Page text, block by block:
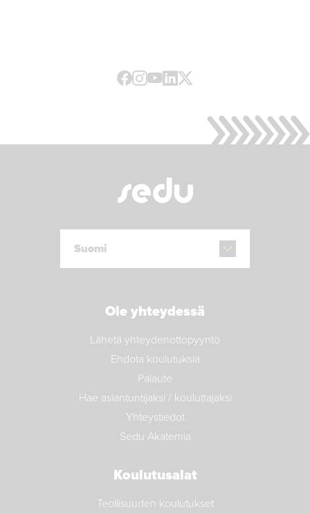
Facebook
Instagram
Youtube
LinkedIn
Koulutusalat
Teollisuuden koulutukset
Ole yhteydessä
Lähetä yhteydenottopyyntö
Ehdota koulutuksia
Palaute
Hae asiantuntijaksi / kouluttajaksi
Yhteystiedot
Sedu Akatemia
Suomi